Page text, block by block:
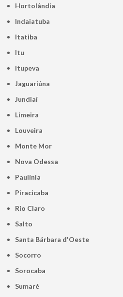
Hortolândia
Indaiatuba
Itatiba
Itu
Itupeva
Jaguariúna
Jundiaí
Limeira
Louveira
Monte Mor
Nova Odessa
Paulínia
Piracicaba
Rio Claro
Salto
Santa Bárbara d'Oeste
Socorro
Sorocaba
Sumaré